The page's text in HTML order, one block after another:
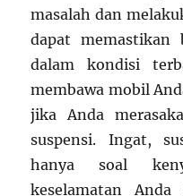
masalah dan
dapat memastikan
dalam kondisi
membawa mobil
jika Anda
suspensi. Ingat,
hanya soal
keselamatan